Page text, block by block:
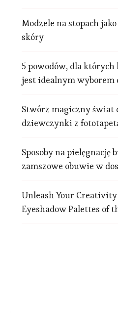
Modzele na stopach
skóry
5 powodów, dla
jest idealnym wyborem
Stwórz magiczny świat
dziewczynki z
Sposoby na pielęgnację
zamszowe obuwie w
Unleash Your
Eyeshadow Palettes of